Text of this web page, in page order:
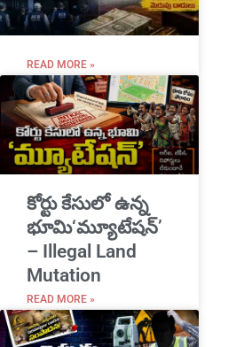
READ MORE »
​కోర్టు కేసులో ఉన్న
భూమి‘మ్యూటేషన్’
– Illegal Land
Mutation
READ MORE »